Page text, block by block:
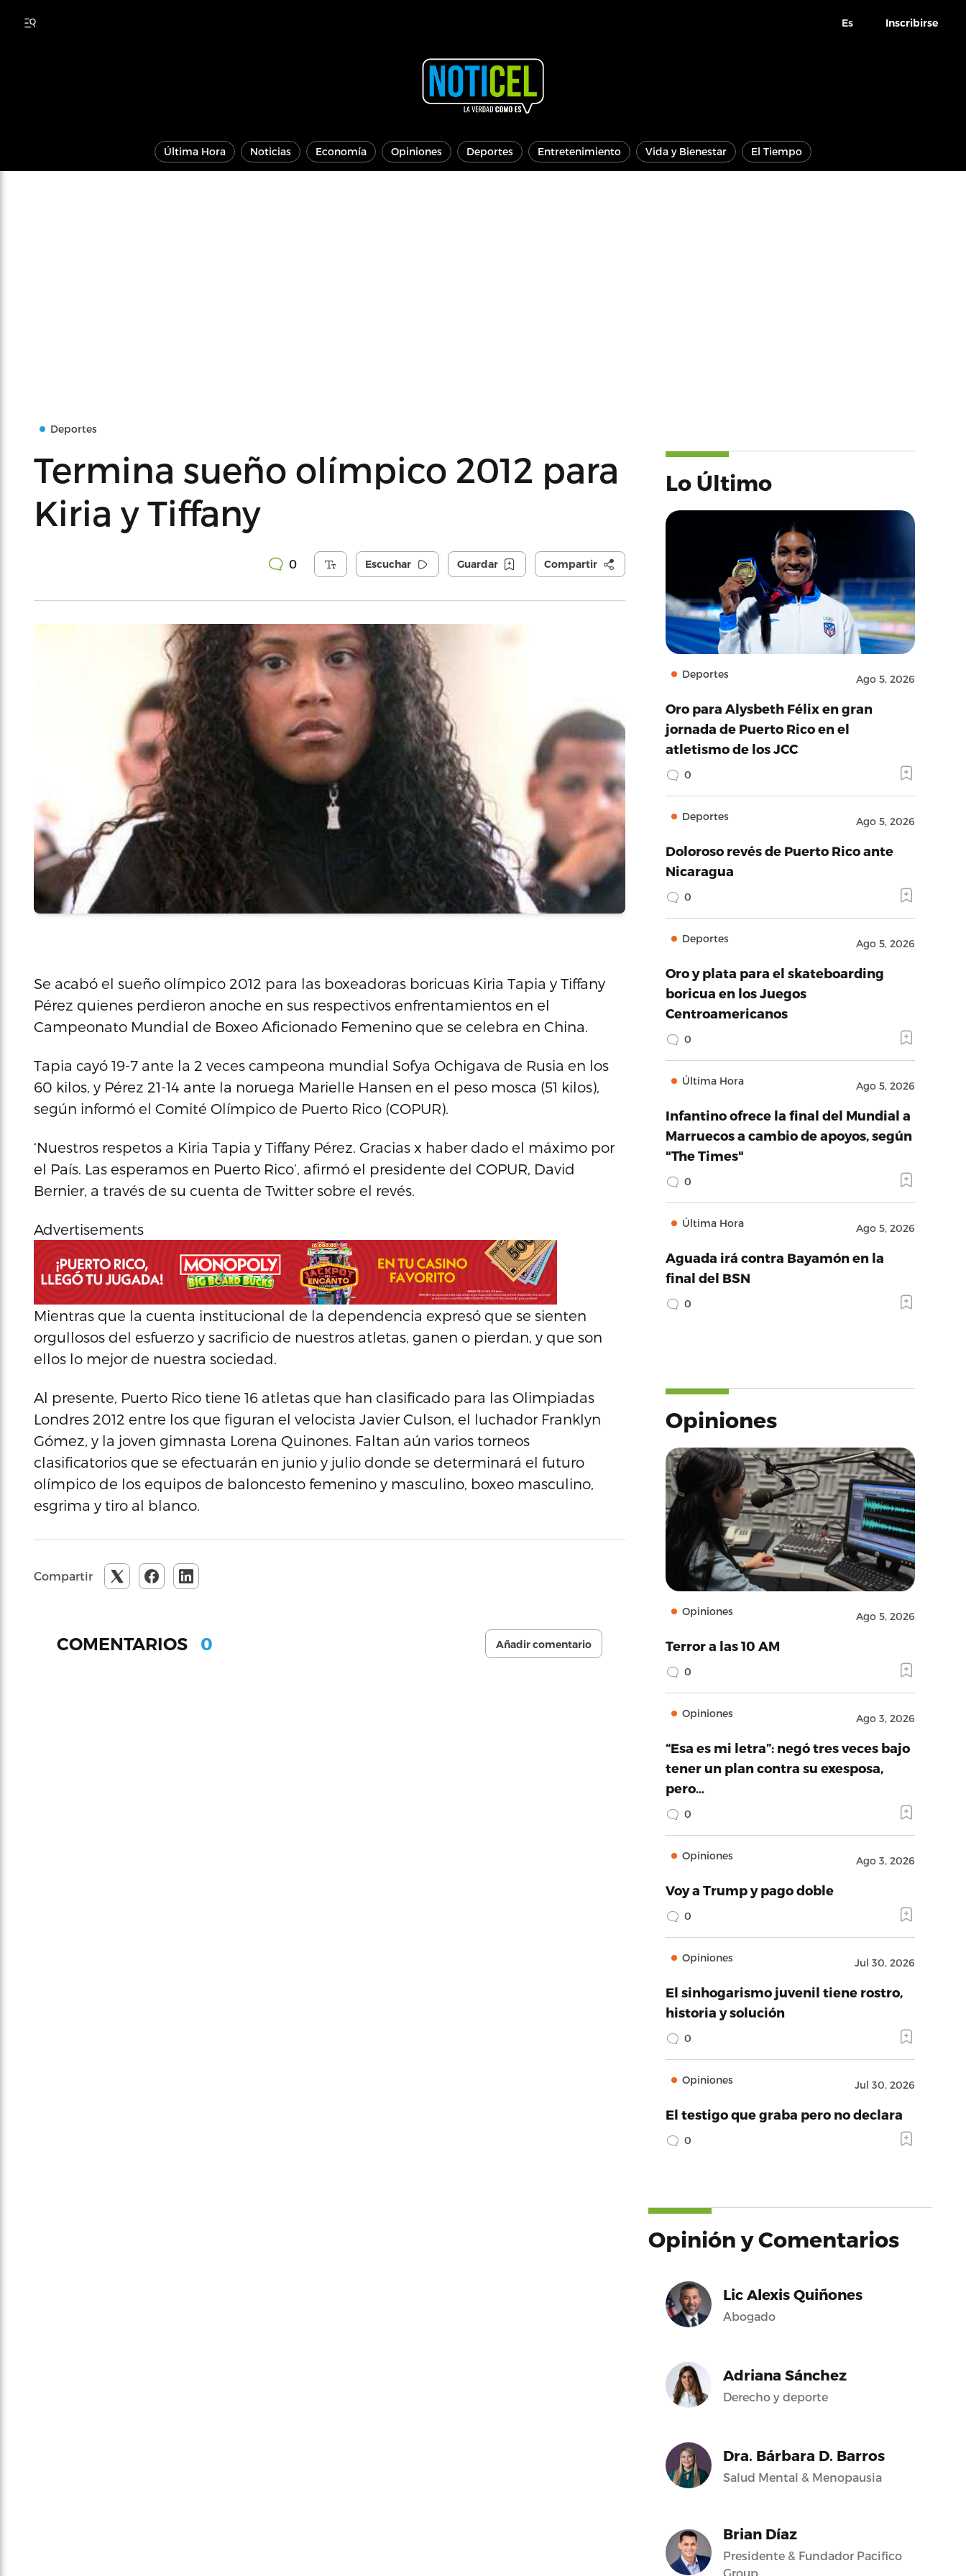
Es Inscribirse
Última Hora Noticias Economía Opiniones Deportes Entretenimiento Vida y Bienestar El Tiempo
Deportes
Termina sueño olímpico 2012 para
Kiria y Tiffany
0 Escuchar Guardar Compartir
Se acabó el sueño olímpico 2012 para las boxeadoras boricuas Kiria Tapia y Tiffany
Pérez quienes perdieron anoche en sus respectivos enfrentamientos en el
Campeonato Mundial de Boxeo Aficionado Femenino que se celebra en China.
Tapia cayó 19-7 ante la 2 veces campeona mundial Sofya Ochigava de Rusia en los
60 kilos, y Pérez 21-14 ante la noruega Marielle Hansen en el peso mosca (51 kilos),
según informó el Comité Olímpico de Puerto Rico (COPUR).
‘Nuestros respetos a Kiria Tapia y Tiffany Pérez. Gracias x haber dado el máximo por
el País. Las esperamos en Puerto Rico’, afirmó el presidente del COPUR, David
Bernier, a través de su cuenta de Twitter sobre el revés.
Advertisements
Mientras que la cuenta institucional de la dependencia expresó que se sienten
orgullosos del esfuerzo y sacrificio de nuestros atletas, ganen o pierdan, y que son
ellos lo mejor de nuestra sociedad.
Al presente, Puerto Rico tiene 16 atletas que han clasificado para las Olimpiadas
Londres 2012 entre los que figuran el velocista Javier Culson, el luchador Franklyn
Gómez, y la joven gimnasta Lorena Quinones. Faltan aún varios torneos
clasificatorios que se efectuarán en junio y julio donde se determinará el futuro
olímpico de los equipos de baloncesto femenino y masculino, boxeo masculino,
esgrima y tiro al blanco.
Compartir
COMENTARIOS 0 Añadir comentario
Lo Último
Deportes Ago 5, 2026
Oro para Alysbeth Félix en gran
jornada de Puerto Rico en el
atletismo de los JCC
0
Deportes Ago 5, 2026
Doloroso revés de Puerto Rico ante
Nicaragua
0
Deportes Ago 5, 2026
Oro y plata para el skateboarding
boricua en los Juegos
Centroamericanos
0
Última Hora Ago 5, 2026
Infantino ofrece la final del Mundial a
Marruecos a cambio de apoyos, según
"The Times"
0
Última Hora Ago 5, 2026
Aguada irá contra Bayamón en la
final del BSN
0
Opiniones
Opiniones Ago 5, 2026
Terror a las 10 AM
0
Opiniones Ago 3, 2026
“Esa es mi letra”: negó tres veces bajo
tener un plan contra su exesposa,
pero…
0
Opiniones Ago 3, 2026
Voy a Trump y pago doble
0
Opiniones Jul 30, 2026
El sinhogarismo juvenil tiene rostro,
historia y solución
0
Opiniones Jul 30, 2026
El testigo que graba pero no declara
0
Opinión y Comentarios
Lic Alexis Quiñones
Abogado
Adriana Sánchez
Derecho y deporte
Dra. Bárbara D. Barros
Salud Mental & Menopausia
Brian Díaz
Presidente & Fundador Pacifico
Group